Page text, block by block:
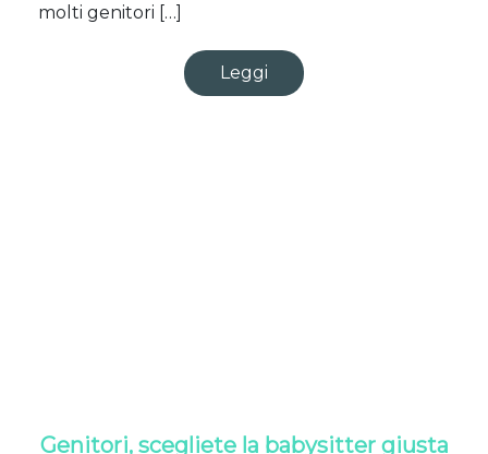
molti genitori […]
Leggi
Genitori, scegliete la babysitter giusta